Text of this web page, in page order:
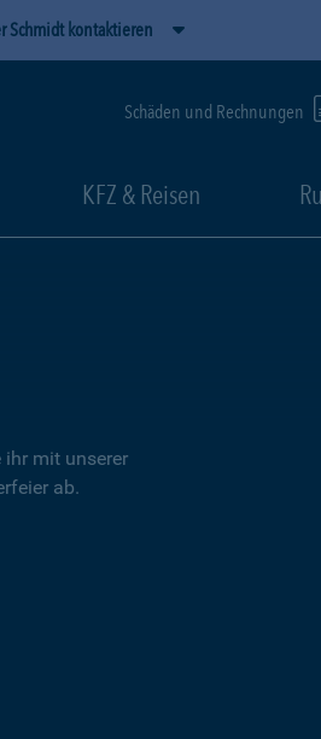
Schmidt kontaktieren
Schäden und Rechnungen
KFZ & Reisen
ihr mit unserer
ab.